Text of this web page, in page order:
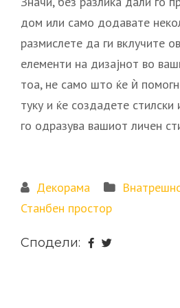
дом или само додавате
размислете да ги вклучите
елементи на дизајнот во
тоа, не само што ќе ѝ
туку и ќе создадете
го одразува вашиот личен
Декорама
Станбен простор
Сподели: